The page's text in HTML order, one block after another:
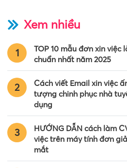
Xem nhiều
1
TOP 10 mẫu đơn xin việc
chuẩn nhất năm 2025
2
Cách viết Email xin việc
tượng chinh phục nhà
dụng
3
HƯỚNG DẪN cách làm
việc trên máy tính đơn
mắt